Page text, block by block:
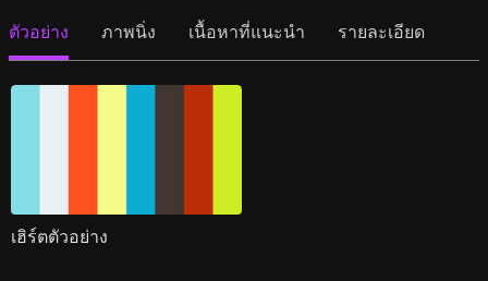
ตัวอย่าง ภาพนิ่ง เนื้อหาที่แนะนำ รายละเอียด
เฮิร์ตตัวอย่าง